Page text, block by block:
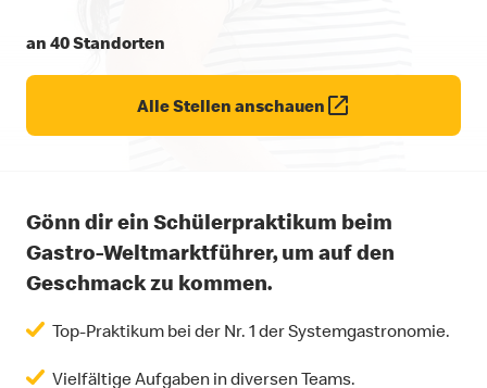
an 40 Standorten
Alle Stellen anschauen
Gönn dir ein Schülerpraktikum beim
Gastro-Weltmarktführer, um auf den
Geschmack zu kommen.
Top-Praktikum bei der Nr. 1 der Systemgastronomie.
Vielfältige Aufgaben in diversen Teams.